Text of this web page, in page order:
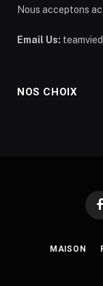
Nous acceptons
Email Us:
NOS CHOIX
MAISON